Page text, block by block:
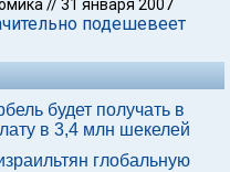
//31 января 2007
подешевеет
будет получать в
в 3,4 млн шекелей
глобальную